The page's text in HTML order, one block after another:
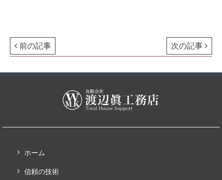
前の記事 次の記事
ホーム
信頼の技術